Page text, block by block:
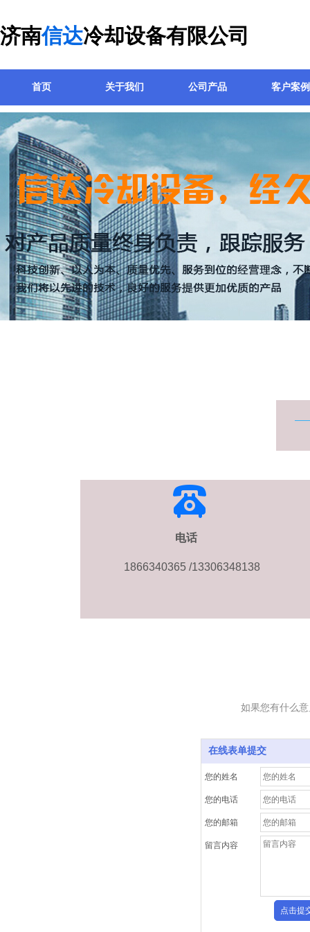
济南信达冷却设备有限公司
首页 关于我们 公司产品 客户案例
电话
1866340365 /13306348138
在线表单提交
您的姓名
您的电话
您的邮箱
留言内容
如果您有什么